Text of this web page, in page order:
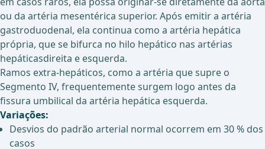
ou da artéria mesentérica superior. Após emitir a artéria
gastroduodenal, ela continua como a artéria hepática
própria, que se bifurca no hilo hepático nas artérias
hepáticasdireita e esquerda.
Ramos extra-hepáticos, como a artéria que supre o
Segmento IV, frequentemente surgem logo antes da
fissura umbilical da artéria hepática esquerda.
Variações:
Desvios do padrão arterial normal ocorrem em 30 % dos
casos